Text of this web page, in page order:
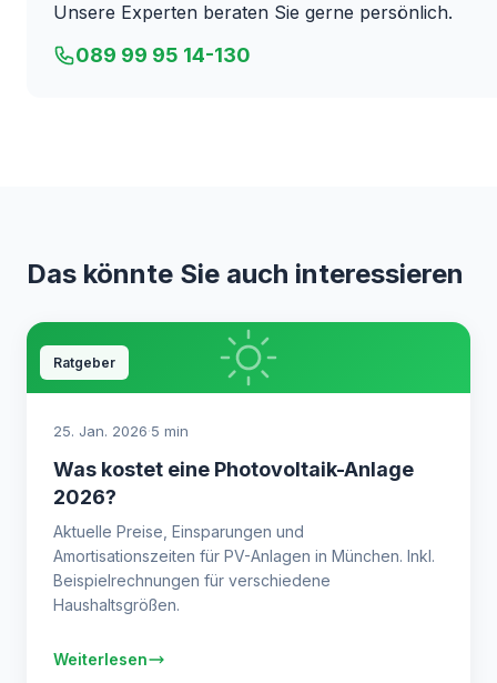
Unsere Experten beraten Sie gerne persönlich.
089 99 95 14-130
Das könnte Sie auch interessieren
Ratgeber
25. Jan. 2026·5 min
Was kostet eine Photovoltaik-Anlage
2026?
Aktuelle Preise, Einsparungen und
Amortisationszeiten für PV-Anlagen in München. Inkl.
Beispielrechnungen für verschiedene
Haushaltsgrößen.
Weiterlesen